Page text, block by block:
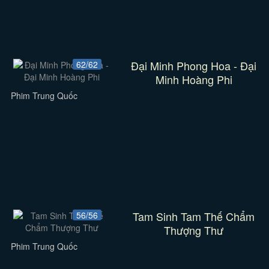
62/62
Đại Minh Phong Hoa - Đại
Minh Hoàng Phi
Phim Trung Quốc
56/56
Tam Sinh Tam Thế Chẩm
Thượng Thư
Phim Trung Quốc